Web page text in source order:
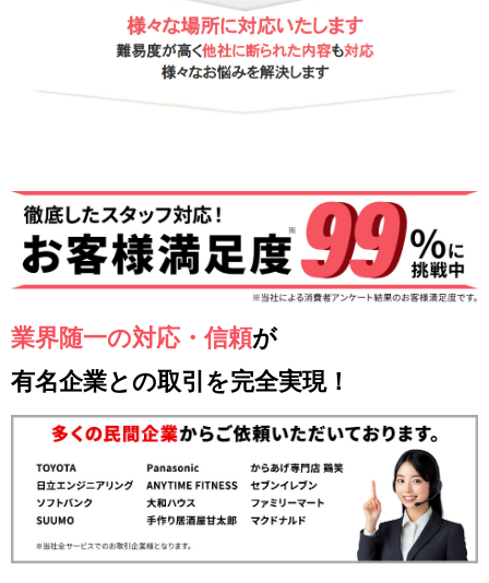
業界随一の対応・信頼が
有名企業との取引を完全実現！